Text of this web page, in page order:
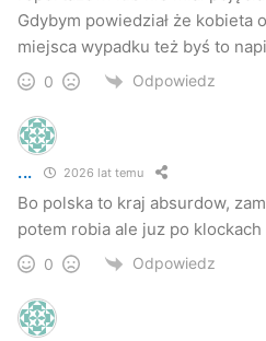
rowu.
Jak powiedzieli portalowi
Poszkodowany mężczyzna
Gdybym powiedział że kobieta
miejsca wypadku też byś to
0 Odpowiedz
... 2026 lat temu
Bo polska to kraj absurdow,
potem robia ale juz po klockach
0 Odpowiedz